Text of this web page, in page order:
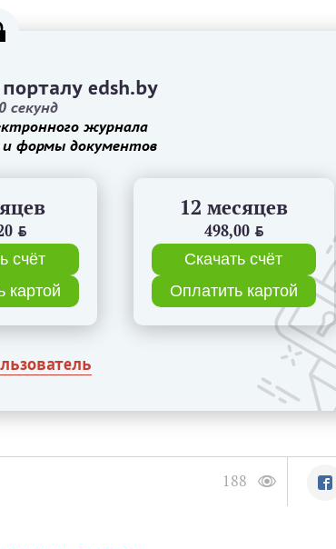
edsh.by
секунд
журнала
и формы документов
BYN
счёт
картой
12 месяцев
498,00 BYN
Скачать счёт
Оплатить картой
188